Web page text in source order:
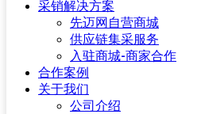
采销解决方案
先迈网自营商城
供应链集采服务
入驻商城-商家合作
合作案例
关于我们
公司介绍